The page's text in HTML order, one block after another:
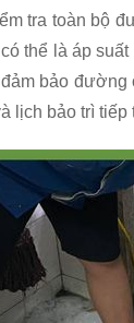
tra toàn bộ
thể là áp
bảo
lịch bảo trì tiếp